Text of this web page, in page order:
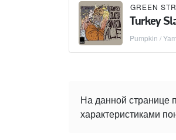
GREEN
Turkey
Pumpkin /
На данной странице
характеристиками